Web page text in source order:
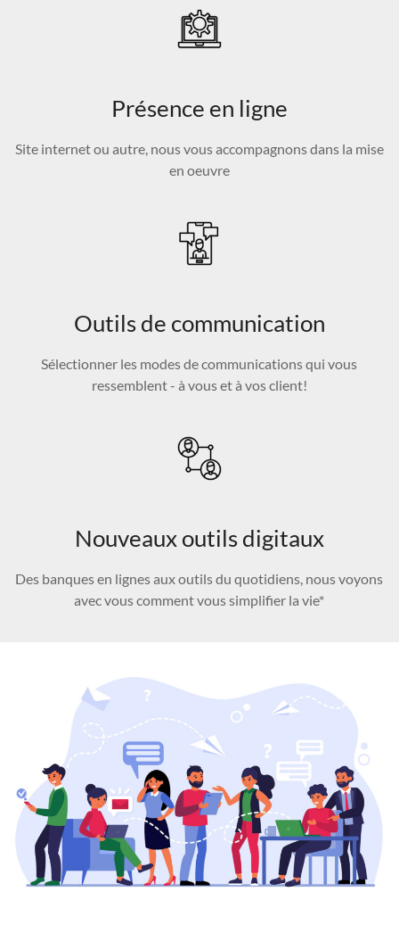
Présence en ligne
Site internet ou autre, nous vous accompagnons dans la mise
en oeuvre
Outils de communication
Sélectionner les modes de communications qui vous
ressemblent - à vous et à vos client!
Nouveaux outils digitaux
Des banques en lignes aux outils du quotidiens, nous voyons
avec vous comment vous simplifier la vie*